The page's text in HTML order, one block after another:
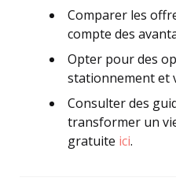
Comparer les
compte des
Opter pour des
stationnement et
Consulter des
transformer un
gratuite ici.